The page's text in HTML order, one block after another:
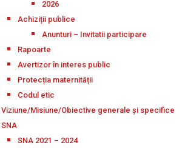
2026
Achiziții publice
Anunturi – Invitatii participare
Rapoarte
Avertizor în interes public
Protecția maternității
Codul etic
Viziune/Misiune/Obiective generale și specifice
SNA
SNA 2021 – 2024